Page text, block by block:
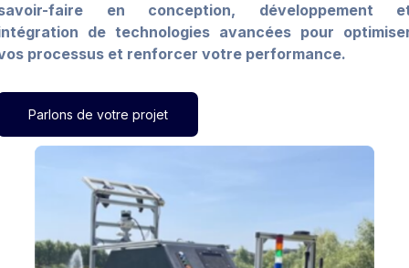
faire en conception, développement
de technologies avancées pour
processus et renforcer votre performance.
Parlons de votre projet